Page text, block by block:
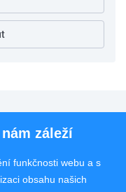
záleží
funkčnosti webu a s
obsahu našich